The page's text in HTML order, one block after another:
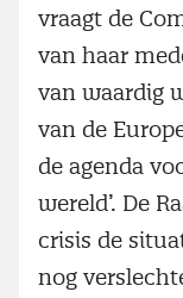
vraagt de
van haar
van waardig
van de
de agenda
wereld’. De
crisis de
nog